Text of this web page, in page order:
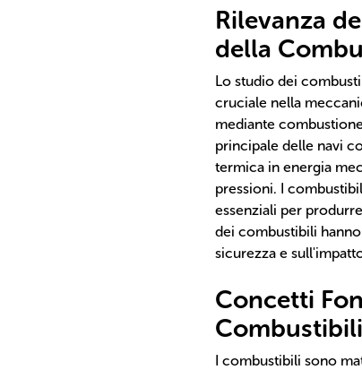
Rilevanza
della
Lo studio dei
cruciale nella
mediante
principale delle navi
termica in energia
pressioni. I
essenziali per
dei combustibili
sicurezza e
Concetti
Combustibili
I combustibili sono